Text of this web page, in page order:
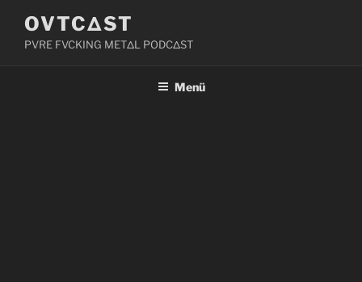
Inhalt
springen
OVTCΔST
PVRE FVCKING METΔL PODCΔST
Menü